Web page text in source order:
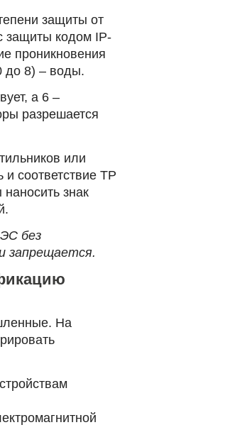
защиты от
защиты кодом IP-
проникновения
до 8) ‒ воды.
а 6 ‒
разрешается
или
и соответствие ТР
знак
без
запрещается.
На